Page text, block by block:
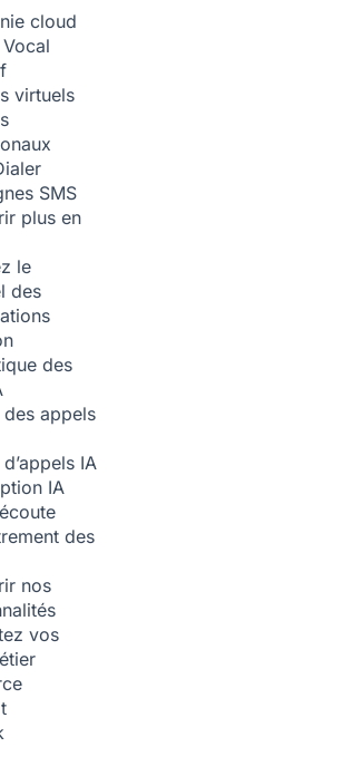
cloud
virtuels
SMS
plus en
le
des
des
appels
IA
IA
des
nos
vos